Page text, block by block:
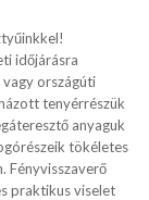
időjárásra
országúti
tenyérrészük
anyaguk
tökéletes
Fényvisszaverő
praktikus viselet